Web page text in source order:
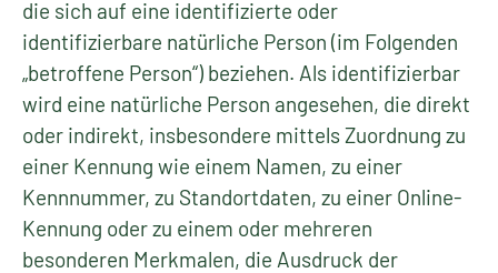
die sich auf eine identifizierte oder
identifizierbare natürliche Person (im Folgenden
„betroffene Person“) beziehen. Als identifizierbar
wird eine natürliche Person angesehen, die direkt
oder indirekt, insbesondere mittels Zuordnung zu
einer Kennung wie einem Namen, zu einer
Kennnummer, zu Standortdaten, zu einer Online-
Kennung oder zu einem oder mehreren
besonderen Merkmalen, die Ausdruck der